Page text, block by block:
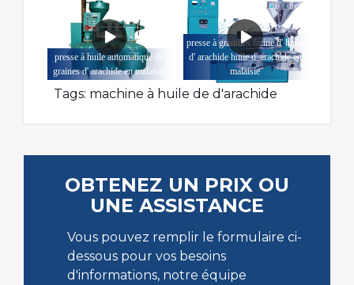
presse à huile automatique de
graines d' arachide en malaisie
presse à granulés farine d' huile
d' arachide huile d' arachide en
malaisie
Tags: machine à huile de d'arachide
OBTENEZ UN PRIX OU
UNE ASSISTANCE
Vous pouvez remplir le formulaire ci-
dessous pour vos besoins
d'informations, notre équipe